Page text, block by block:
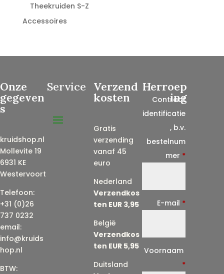
Theekruiden S-Z
Accessoires
Onze
gegeven
s
kruidshop.nl
Mollevite 19
6931 KE
Westervoort
Telefoon:
+31 (0)26
737 0232
email:
info@kruids
hop.nl
BTW:
Service Verzend
kosten
Gratis
verzending
vanaf 45
euro
Nederland
Verzendkos
ten EUR 3,95
België
Verzendkos
ten EUR 5,95
Duitsland
Herroep
ing
Contract
identificatie
, b.v.
bestelnum
mer *
E-mail *
Voornaam
*